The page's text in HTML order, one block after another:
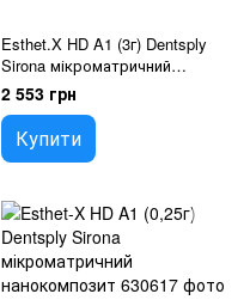
Esthet.X HD A1 (3г) Dentsply
Sirona мікроматричний
нанокомпозит
2 553 грн
Купити